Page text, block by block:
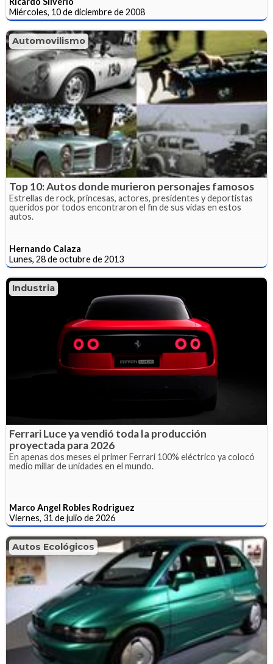
Miércoles, 10 de diciembre de 2008
Automovilismo
Top 10: Autos donde murieron personajes famosos
Estrellas de rock, princesas, actores, presidentes y deportistas
queridos por todos encontraron el fin de sus vidas en estos
autos.
Hernando Calaza
Lunes, 28 de octubre de 2013
Industria
Ferrari Luce ya vendió toda la producción
proyectada para 2026
En apenas dos meses el primer Ferrari 100% eléctrico ya colocó
medio millar de unidades en el mundo.
Marco Angel Robles Rodriguez
Viernes, 31 de julio de 2026
Autos Ecológicos